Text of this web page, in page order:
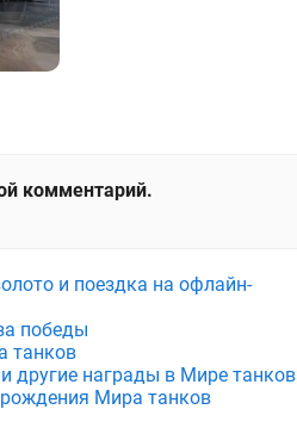
комментарий.
и поездка на офлайн-
победы
танков
другие награды в Мире танков
Мира танков